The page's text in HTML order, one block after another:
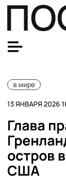
в мире
13 ЯНВАРЯ 2026
Глава
остров
США
Трамп